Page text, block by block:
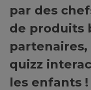
par des
de produits
partenaires,
quizz
les enfants !